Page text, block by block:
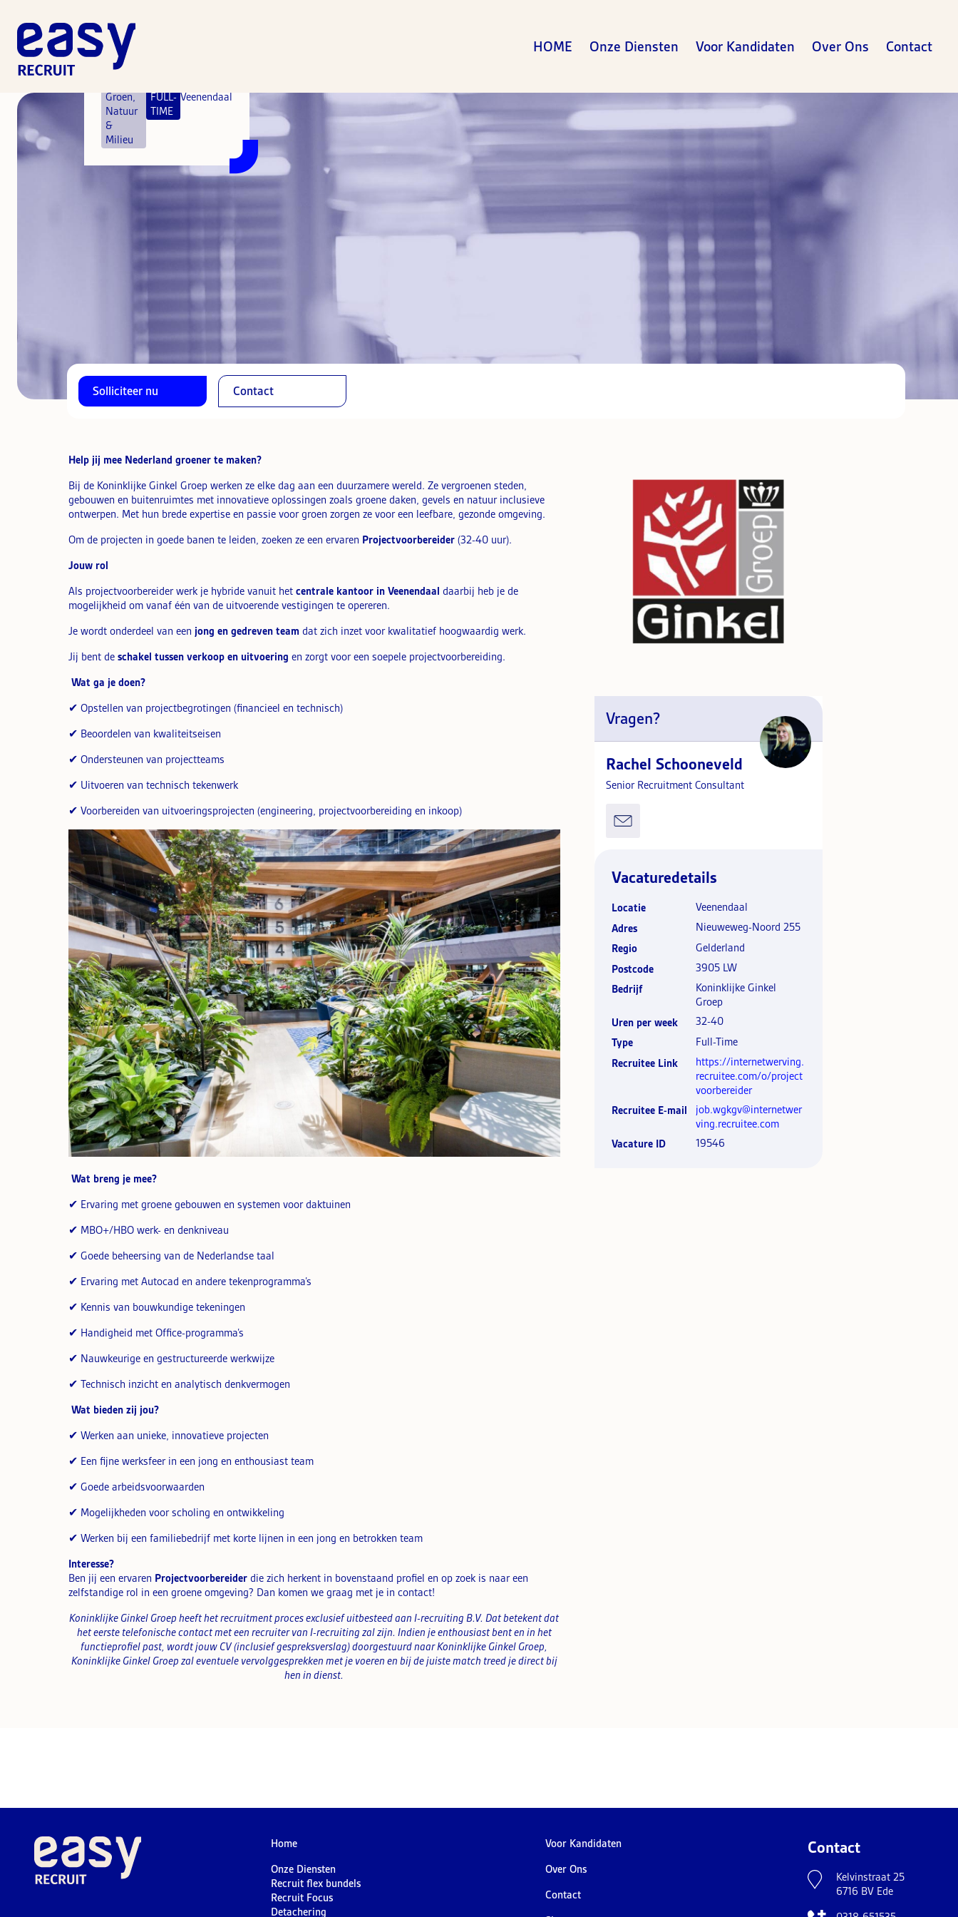
HOME Onze Diensten Voor Kandidaten Over Ons Contact
Projectvoorbereider
Groen,
Natuur
&
Milieu
FULL-
TIME
Veenendaal
Solliciteer nu Contact
Help jij mee Nederland groener te maken?
Bij de Koninklijke Ginkel Groep werken ze elke dag aan een duurzamere wereld. Ze vergroenen steden,
gebouwen en buitenruimtes met innovatieve oplossingen zoals groene daken, gevels en natuur inclusieve
ontwerpen. Met hun brede expertise en passie voor groen zorgen ze voor een leefbare, gezonde omgeving.
Om de projecten in goede banen te leiden, zoeken ze een ervaren Projectvoorbereider (32-40 uur).
Jouw rol
Als projectvoorbereider werk je hybride vanuit het centrale kantoor in Veenendaal daarbij heb je de
mogelijkheid om vanaf één van de uitvoerende vestigingen te opereren.
Je wordt onderdeel van een jong en gedreven team dat zich inzet voor kwalitatief hoogwaardig werk.
Jij bent de schakel tussen verkoop en uitvoering en zorgt voor een soepele projectvoorbereiding.
Wat ga je doen?
✔ Opstellen van projectbegrotingen (financieel en technisch)
✔ Beoordelen van kwaliteitseisen
✔ Ondersteunen van projectteams
✔ Uitvoeren van technisch tekenwerk
✔ Voorbereiden van uitvoeringsprojecten (engineering, projectvoorbereiding en inkoop)
Wat breng je mee?
✔ Ervaring met groene gebouwen en systemen voor daktuinen
✔ MBO+/HBO werk- en denkniveau
✔ Goede beheersing van de Nederlandse taal
✔ Ervaring met Autocad en andere tekenprogramma’s
✔ Kennis van bouwkundige tekeningen
✔ Handigheid met Office-programma’s
✔ Nauwkeurige en gestructureerde werkwijze
✔ Technisch inzicht en analytisch denkvermogen
Wat bieden zij jou?
✔ Werken aan unieke, innovatieve projecten
✔ Een fijne werksfeer in een jong en enthousiast team
✔ Goede arbeidsvoorwaarden
✔ Mogelijkheden voor scholing en ontwikkeling
✔ Werken bij een familiebedrijf met korte lijnen in een jong en betrokken team
Interesse?
Ben jij een ervaren Projectvoorbereider die zich herkent in bovenstaand profiel en op zoek is naar een
zelfstandige rol in een groene omgeving? Dan komen we graag met je in contact!
Koninklijke Ginkel Groep heeft het recruitment proces exclusief uitbesteed aan I-recruiting B.V. Dat betekent dat
het eerste telefonische contact met een recruiter van I-recruiting zal zijn. Indien je enthousiast bent en in het
functieprofiel past, wordt jouw CV (inclusief gespreksverslag) doorgestuurd naar Koninklijke Ginkel Groep,
Koninklijke Ginkel Groep zal eventuele vervolggesprekken met je voeren en bij de juiste match treed je direct bij
hen in dienst.
Vragen?
Rachel Schooneveld
Senior Recruitment Consultant
Vacaturedetails
Locatie
Veenendaal
Adres
Nieuweweg-Noord 255
Regio
Gelderland
Postcode
3905 LW
Bedrijf
Koninklijke Ginkel
Groep
Uren per week
32-40
Type
Full-Time
Recruitee Link
https://internetwerving.
recruitee.com/o/project
voorbereider
Recruitee E-mail
job.wgkgv@internetwer
ving.recruitee.com
Vacature ID
19546
Home
Onze Diensten
Recruit flex bundels
Recruit Focus
Detachering
Voor Kandidaten
Over Ons
Contact
Contact
Kelvinstraat 25
6716 BV Ede